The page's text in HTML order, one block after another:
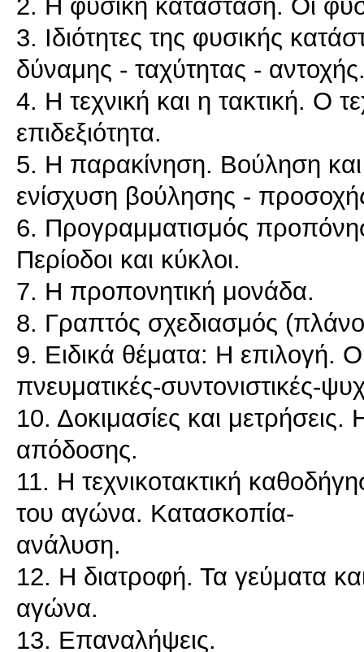
3. Ιδιότητες της φυσικής
δύναμης - ταχύτητας -
4. Η τεχνική και η τακτική. Ο
επιδεξιότητα.
5. Η παρακίνηση. Βούληση
ενίσχυση βούλησης -
6. Προγραμματισμός
Περίοδοι και κύκλοι.
7. Η προπονητική μονάδα.
8. Γραπτός σχεδιασμός
9. Ειδικά θέματα: Η επιλογή.
πνευματικές-συντονιστικές-
10. Δοκιμασίες και
απόδοσης.
11. Η τεχνικοτακτική
του αγώνα. Κατασκοπία-
ανάλυση.
12. Η διατροφή. Τα γεύματα
αγώνα.